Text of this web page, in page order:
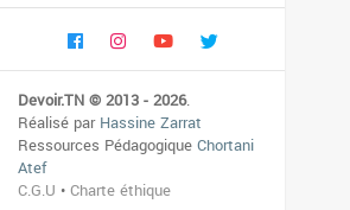
Devoir.TN © 2013 - 2026.
Réalisé parHassine Zarrat
Ressources PédagogiqueChortani
Atef
C.G.U •Charte éthique